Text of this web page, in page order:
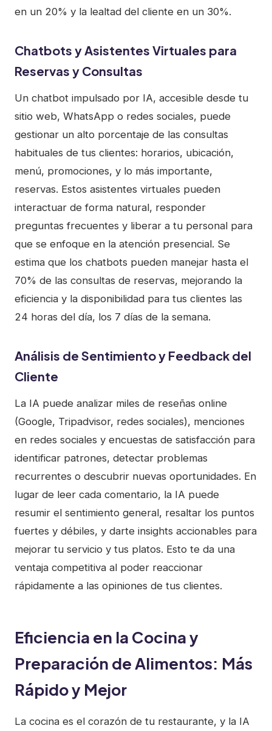
en un 20% y la lealtad del cliente en un 30%.
Chatbots y Asistentes Virtuales para
Reservas y Consultas
Un chatbot impulsado por IA, accesible desde tu
sitio web, WhatsApp o redes sociales, puede
gestionar un alto porcentaje de las consultas
habituales de tus clientes: horarios, ubicación,
menú, promociones, y lo más importante,
reservas. Estos asistentes virtuales pueden
interactuar de forma natural, responder
preguntas frecuentes y liberar a tu personal para
que se enfoque en la atención presencial. Se
estima que los chatbots pueden manejar hasta el
70% de las consultas de reservas, mejorando la
eficiencia y la disponibilidad para tus clientes las
24 horas del día, los 7 días de la semana.
Análisis de Sentimiento y Feedback del
Cliente
La IA puede analizar miles de reseñas online
(Google, Tripadvisor, redes sociales), menciones
en redes sociales y encuestas de satisfacción para
identificar patrones, detectar problemas
recurrentes o descubrir nuevas oportunidades. En
lugar de leer cada comentario, la IA puede
resumir el sentimiento general, resaltar los puntos
fuertes y débiles, y darte insights accionables para
mejorar tu servicio y tus platos. Esto te da una
ventaja competitiva al poder reaccionar
rápidamente a las opiniones de tus clientes.
Eficiencia en la Cocina y
Preparación de Alimentos: Más
Rápido y Mejor
La cocina es el corazón de tu restaurante, y la IA